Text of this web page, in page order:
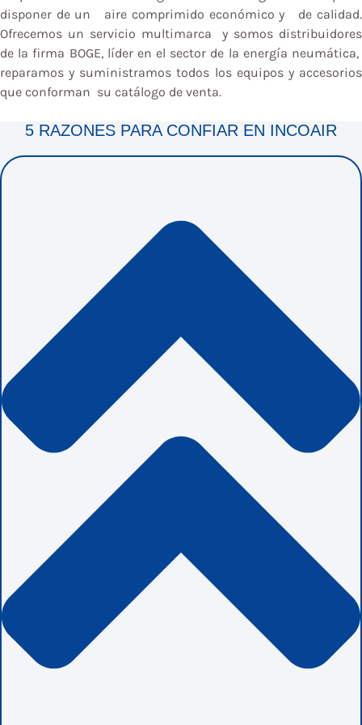
disponer de un aire comprimido económico y de calidad.
Ofrecemos un servicio multimarca y somos distribuidores
de la firma BOGE, líder en el sector de la energía neumática,
reparamos y suministramos todos los equipos y accesorios
que conforman su catálogo de venta.
5 RAZONES PARA CONFIAR EN INCOAIR